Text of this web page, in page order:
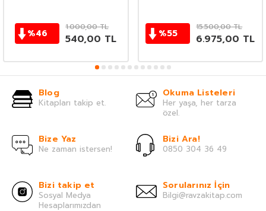
%46
1.000,00TL
540,00 TL %55
15.500,00TL
6.975,00 TL
Blog
Kitapları takip et.
Okuma Listeleri
Her yaşa, her tarza
özel.
Bize Yaz
Ne zaman istersen!
Bizi Ara!
0850 304 36 49
Bizi takip et
Sosyal Medya
Hesaplarımızdan
Sorularınız İçin
Bilgi@ravzakitap.com